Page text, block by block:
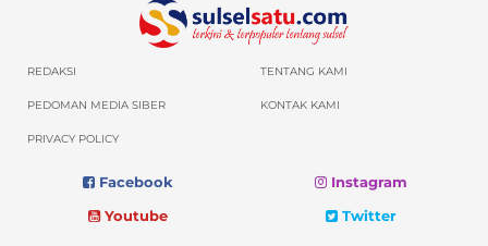
REDAKSI TENTANG KAMI
PEDOMAN MEDIA SIBER KONTAK KAMI
PRIVACY POLICY
Facebook
Instagram
Youtube
Twitter